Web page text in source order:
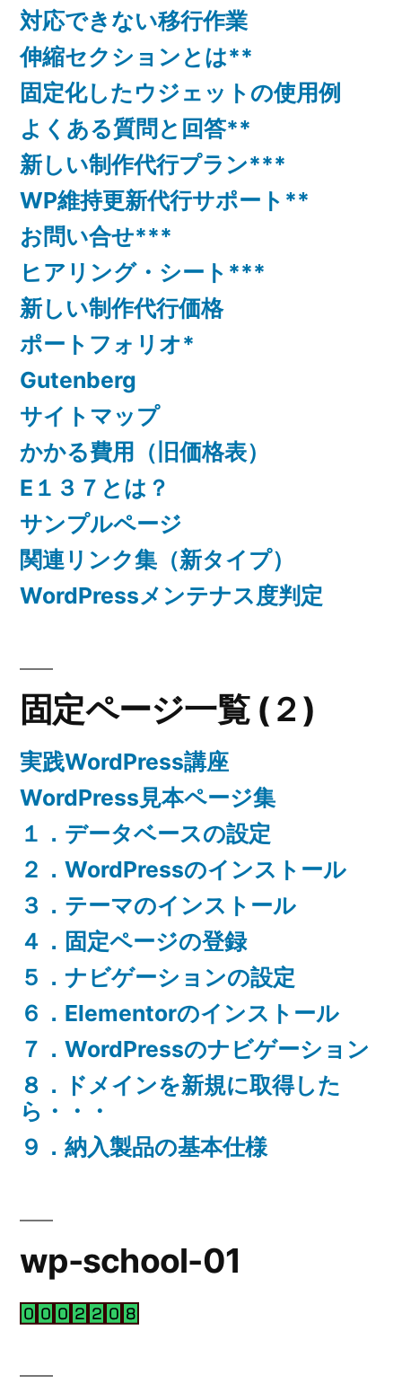
対応できない移行作業
伸縮セクションとは**
固定化したウジェットの使用例
よくある質問と回答**
新しい制作代行プラン***
WP維持更新代行サポート**
お問い合せ***
ヒアリング・シート***
新しい制作代行価格
ポートフォリオ*
Gutenberg
サイトマップ
かかる費用（旧価格表）
E１３７とは？
サンプルページ
関連リンク集（新タイプ）
WordPressメンテナス度判定
固定ページ一覧 (２)
実践WordPress講座
WordPress見本ページ集
１．データベースの設定
２．WordPressのインストール
３．テーマのインストール
４．固定ページの登録
５．ナビゲーションの設定
６．Elementorのインストール
７．WordPressのナビゲーション
８．ドメインを新規に取得した
ら・・・
９．納入製品の基本仕様
wp-school-01